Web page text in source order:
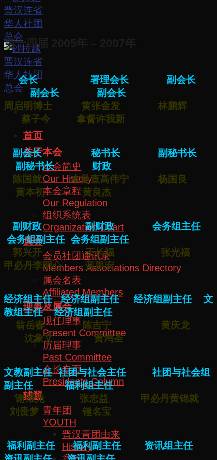
首页
关于本会
本会简史
Our History
本会章程
Our Regulation
组织系统表
Organization Chart
属会
会员社团通讯录
Members Associations Directory
属会名表
Affiliated Members
理事及属会
现任理事
Present Committee
历届理事
Past Committee
会长专页
Presidents Column
辅翼
青年团
YOUTH
晋汉青团由来
History
第十四届 2005年 – 2007年
会长 署理会长 副会长
副会长 副会长
周启明博士 黄张金发 林鹏辉
蔡子今 拿督许我新
副会长 秘书长 副秘书长
副秘书长 财政
陈国就 本曼查高伟宁 杨国良
黄本初 黄良杰
副财政 副财政 会务组主任
会务组副主任 会务组副主任
郭兴开 王长福 张光福
甲必丹李明心 蓝里安
经济组主任 经济组副主任 经济组副主任 文
教组主任 经济组副主任
翁岳春 陈吉宁 黄庆龙
沈象文 黄鸿圣
文教副主任 社团与社会主任 社团与社会组
副主任 福利组主任
谢维光 张忠益 甲必丹黄锦就
刘贵梦 锺名宝
福利副主任 福利副主任 资讯组主任